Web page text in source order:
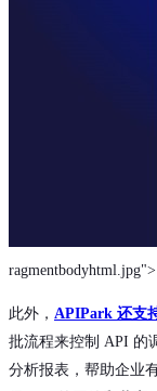
ragmentbodyhtml.jpg">
此外， APIPark 还支
批流程来控制 API 的
分析报表，帮助企业